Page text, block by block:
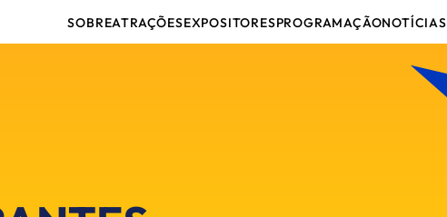
SOBREATRAÇÕESEXPOSITORESPROGRAMAÇÃONOTÍCIAS